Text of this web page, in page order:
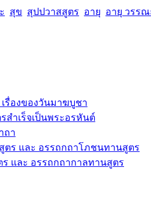
สุข สุปปวาสสูตร อายุ อายุ วรร
รื่องของวันมาฆบูชา
สำเร็จเป็นพระอรหันต์
ถา
ร และ อรรถกถาโภชนทานสูตร
และ อรรถกถากาลทานสูตร